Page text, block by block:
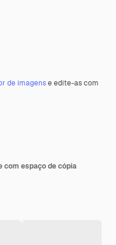
de imagense edite-as com
com espaço de cópia